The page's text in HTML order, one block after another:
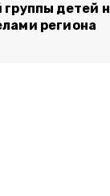
группы детей
региона